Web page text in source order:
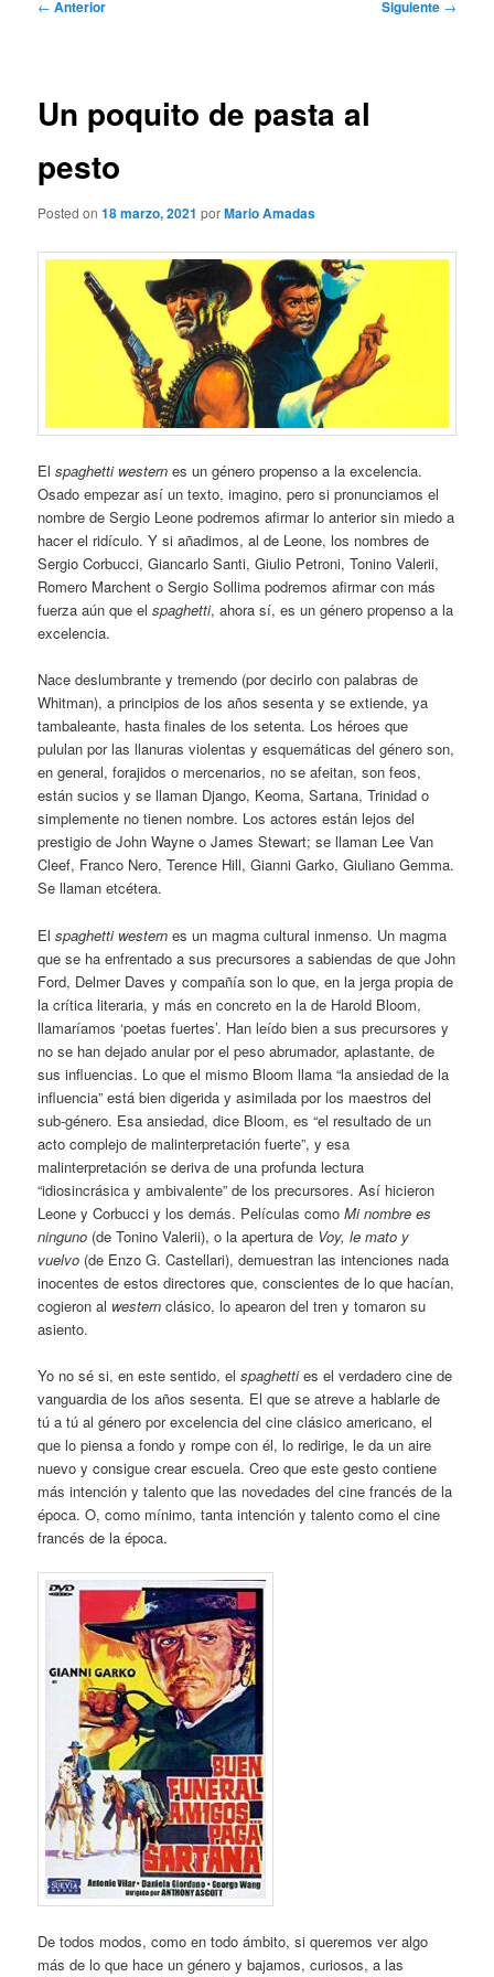
← Anterior Siguiente →
Un poquito de pasta al
pesto
Posted on18 marzo, 2021 porMario Amadas
Elspaghetti western es un género propenso a la excelencia.
Osado empezar así un texto, imagino, pero si pronunciamos el
nombre de Sergio Leone podremos afirmar lo anterior sin miedo a
hacer el ridículo. Y si añadimos, al de Leone, los nombres de
Sergio Corbucci, Giancarlo Santi, Giulio Petroni, Tonino Valerii,
Romero Marchent o Sergio Sollima podremos afirmar con más
fuerza aún que elspaghetti, ahora sí, es un género propenso a la
excelencia.
Nace deslumbrante y tremendo (por decirlo con palabras de
Whitman), a principios de los años sesenta y se extiende, ya
tambaleante, hasta finales de los setenta. Los héroes que
pululan por las llanuras violentas y esquemáticas del género son,
en general, forajidos o mercenarios, no se afeitan, son feos,
están sucios y se llaman Django, Keoma, Sartana, Trinidad o
simplemente no tienen nombre. Los actores están lejos del
prestigio de John Wayne o James Stewart; se llaman Lee Van
Cleef, Franco Nero, Terence Hill, Gianni Garko, Giuliano Gemma.
Se llaman etcétera.
Elspaghetti western es un magma cultural inmenso. Un magma
que se ha enfrentado a sus precursores a sabiendas de que John
Ford, Delmer Daves y compañía son lo que, en la jerga propia de
la crítica literaria, y más en concreto en la de Harold Bloom,
llamaríamos ‘poetas fuertes’. Han leído bien a sus precursores y
no se han dejado anular por el peso abrumador, aplastante, de
sus influencias. Lo que el mismo Bloom llama “la ansiedad de la
influencia” está bien digerida y asimilada por los maestros del
sub-género. Esa ansiedad, dice Bloom, es “el resultado de un
acto complejo de malinterpretación fuerte”, y esa
malinterpretación se deriva de una profunda lectura
“idiosincrásica y ambivalente” de los precursores. Así hicieron
Leone y Corbucci y los demás. Películas comoMi nombre es
ninguno (de Tonino Valerii), o la apertura de Voy, le mato y
vuelvo (de Enzo G. Castellari), demuestran las intenciones nada
inocentes de estos directores que, conscientes de lo que hacían,
cogieron al western clásico, lo apearon del tren y tomaron su
asiento.
Yo no sé si, en este sentido, elspaghetties el verdadero cine de
vanguardia de los años sesenta. El que se atreve a hablarle de
tú a tú al género por excelencia del cine clásico americano, el
que lo piensa a fondo y rompe con él, lo redirige, le da un aire
nuevo y consigue crear escuela. Creo que este gesto contiene
más intención y talento que las novedades del cine francés de la
época. O, como mínimo, tanta intención y talento como el cine
francés de la época.
De todos modos, como en todo ámbito, si queremos ver algo
más de lo que hace un género y bajamos, curiosos, a las